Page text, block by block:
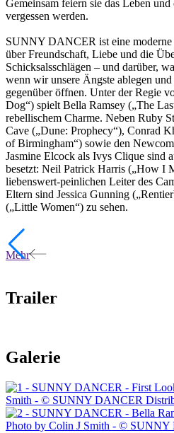
Gemeinsam feiern sie das Leben
vergessen werden.
SUNNY DANCER ist eine
über Freundschaft, Liebe und die
Schicksalsschlägen – und darüber,
wenn wir unsere Ängste ablegen
gegenüber öffnen. Unter der Regie
Dog“) spielt Bella Ramsey („The
rebellischem Charme. Neben Ruby
Cave („Dune: Prophecy“), Conrad
of Birmingham“) sowie den
Jasmine Elcock als Ivys Clique sind
besetzt: Neil Patrick Harris („How I
liebenswert-peinlichen Leiter des
Eltern sind Jessica Gunning
(„Little Women“) zu sehen.
Mehr
Trailer
Galerie